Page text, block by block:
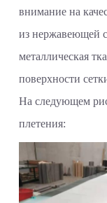
внимание на
из нержавеющей
металлическая
поверхности
На следующем
плетения: